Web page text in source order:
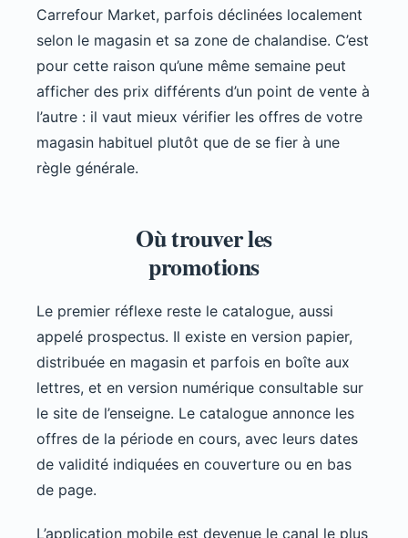
Carrefour Market, parfois déclinées localement
selon le magasin et sa zone de chalandise. C’est
pour cette raison qu’une même semaine peut
afficher des prix différents d’un point de vente à
l’autre : il vaut mieux vérifier les offres de votre
magasin habituel plutôt que de se fier à une
règle générale.
Où trouver les
promotions
Le premier réflexe reste le catalogue, aussi
appelé prospectus. Il existe en version papier,
distribuée en magasin et parfois en boîte aux
lettres, et en version numérique consultable sur
le site de l’enseigne. Le catalogue annonce les
offres de la période en cours, avec leurs dates
de validité indiquées en couverture ou en bas
de page.
L’application mobile est devenue le canal le plus